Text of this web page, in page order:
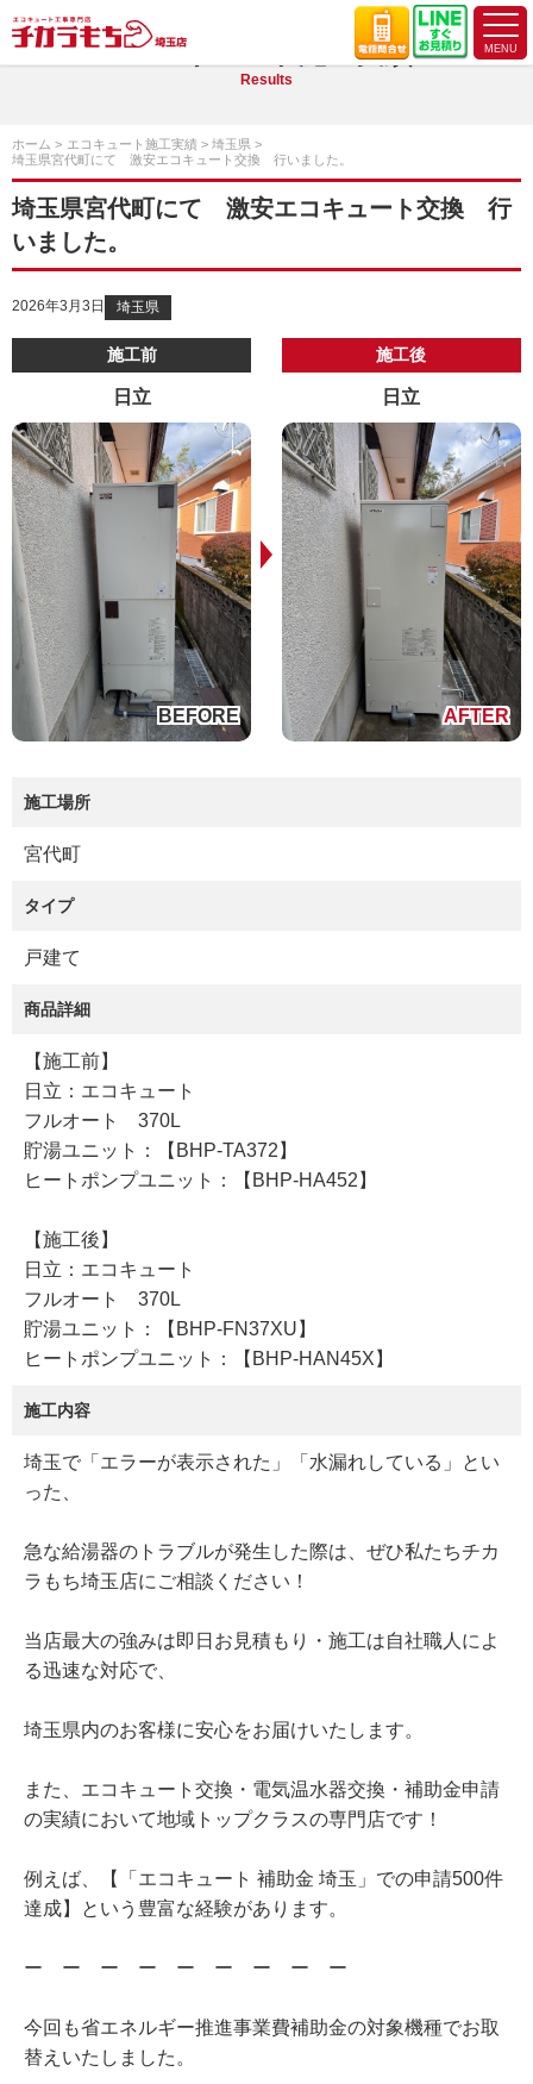
エコキュート施工実績
Results
ホーム エコキュート施工実績
埼玉県
埼玉県宮代町にて 激安エコキュート交換 行いました。
埼玉県宮代町にて 激安エコキュート交換 行
いました。
2026年3月3日 埼玉県
施工前
日立
施工後
日立
施工場所
宮代町
タイプ
戸建て
商品詳細
【施工前】
日立：エコキュート
フルオート 370L
貯湯ユニット：【BHP-TA372】
ヒートポンプユニット：【BHP-HA452】
【施工後】
日立：エコキュート
フルオート 370L
貯湯ユニット：【BHP-FN37XU】
ヒートポンプユニット：【BHP-HAN45X】
施工内容
埼玉で「エラーが表示された」「水漏れしている」とい
った、
急な給湯器のトラブルが発生した際は、ぜひ私たちチカ
ラもち埼玉店にご相談ください！
当店最大の強みは即日お見積もり・施工は自社職人によ
る迅速な対応で、
埼玉県内のお客様に安心をお届けいたします。
また、エコキュート交換・電気温水器交換・補助金申請
の実績において地域トップクラスの専門店です！
例えば、【「エコキュート 補助金 埼玉」での申請500件
達成】という豊富な経験があります。
ー ー ー ー ー ー ー ー ー
今回も省エネルギー推進事業費補助金の対象機種でお取
替えいたしました。